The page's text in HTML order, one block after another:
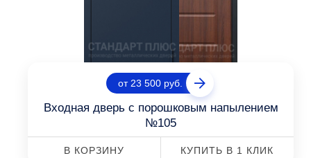
от 23 500 руб.
Входная дверь с порошковым напылением
№105
В КОРЗИНУ КУПИТЬ В 1 КЛИК